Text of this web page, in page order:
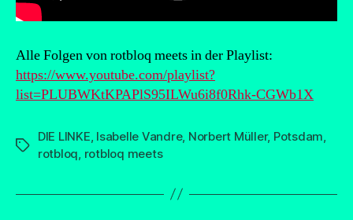
Alle Folgen von rotbloq meets in der Playlist:
https://www.youtube.com/playlist?
list=PLUBWKtKPAPlS95ILWu6i8f0Rhk-CGWb1X
Schlagwörter
DIE LINKE Isabelle Vandre, Norbert Müller, Potsdam
rotbloq rotbloq meets